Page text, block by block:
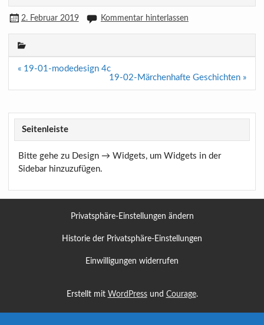
2. Februar 2019 Kommentar hinterlassen
Beitragsnavigation
« 19-01-modedesign 4c
19-02-Märchenhafte Geschichten »
Seitenleiste
Bitte gehe zu Design → Widgets, um Widgets in der
Sidebar hinzuzufügen.
Privatsphäre-Einstellungen ändern
Historie der Privatsphäre-Einstellungen
Einwilligungen widerrufen
Erstellt mit WordPressund Courage.